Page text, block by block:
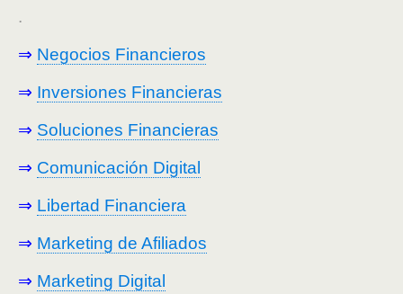
.
⇒ Negocios Financieros
⇒ Inversiones Financieras
⇒ Soluciones Financieras
⇒ Comunicación Digital
⇒ Libertad Financiera
⇒ Marketing de Afiliados
⇒ Marketing Digital